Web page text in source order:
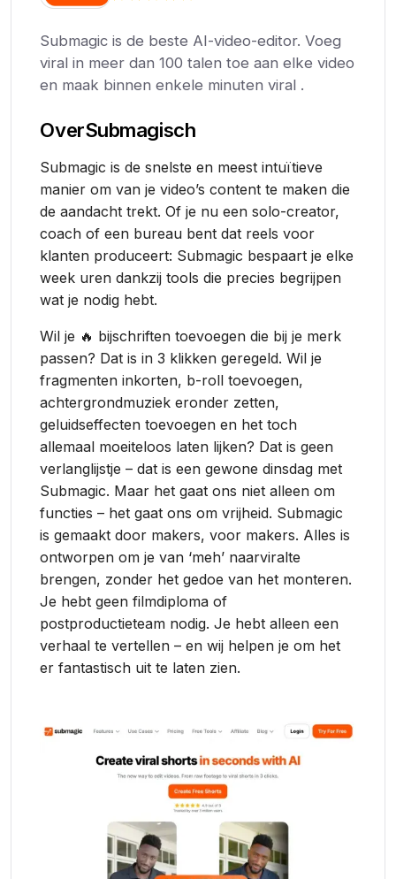
Submagic is de beste AI-video-editor. Voeg
viral in meer dan 100 talen toe aan elke video
en maak binnen enkele minuten viral .
OverSubmagisch
Submagic is de snelste en meest intuïtieve
manier om van je video’s content te maken die
de aandacht trekt. Of je nu een solo-creator,
coach of een bureau bent dat reels voor
klanten produceert: Submagic bespaart je elke
week uren dankzij tools die precies begrijpen
wat je nodig hebt.
Wil je 🔥 bijschriften toevoegen die bij je merk
passen? Dat is in 3 klikken geregeld. Wil je
fragmenten inkorten, b-roll toevoegen,
achtergrondmuziek eronder zetten,
geluidseffecten toevoegen en het toch
allemaal moeiteloos laten lijken? Dat is geen
verlanglijstje – dat is een gewone dinsdag met
Submagic. Maar het gaat ons niet alleen om
functies – het gaat ons om vrijheid. Submagic
is gemaakt door makers, voor makers. Alles is
ontworpen om je van ‘meh’ naarviralte
brengen, zonder het gedoe van het monteren.
Je hebt geen filmdiploma of
postproductieteam nodig. Je hebt alleen een
verhaal te vertellen – en wij helpen je om het
er fantastisch uit te laten zien.